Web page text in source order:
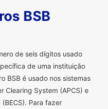
BSB
de seis dígitos usado
de uma instituição
BSB é usado nos sistemas
Clearing System (APCS) e
Para fazer